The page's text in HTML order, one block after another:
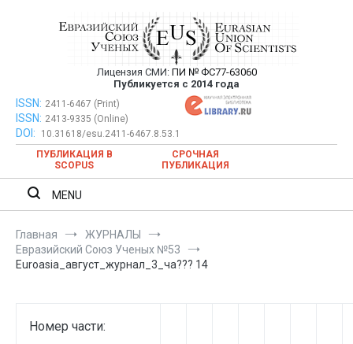
Евразийский Союз Ученых —
публикация научных статей в
ежемесячном научном журнале
Лицензия СМИ: ПИ № ФС77-63060
Публикуется с 2014 года
Евразийский Союз Ученых — публикация научных статей в
ежемесячном научном журнале
ISSN: 2411-6467 (Print)
ISSN: 2413-9335 (Online)
DOI:
10.31618/esu.2411-6467.8.53.1
ПУБЛИКАЦИЯ В
SCOPUS
СРОЧНАЯ
ПУБЛИКАЦИЯ
MENU
Главная
ЖУРНАЛЫ
Евразийский Союз Ученых №53
Euroasia_август_журнал_3_ча??? 14
Номер части: